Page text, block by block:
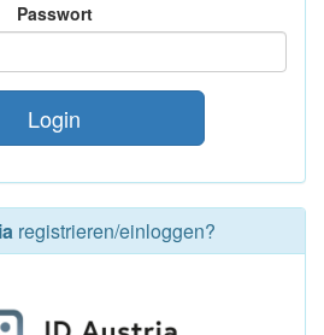
Passwort
Login
registrieren/einloggen?